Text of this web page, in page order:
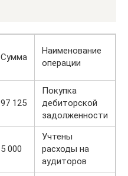
Сумма
Наименование
операции
97 125
Покупка
дебиторской
задолженности
5 000
Учтены
расходы на
аудиторов